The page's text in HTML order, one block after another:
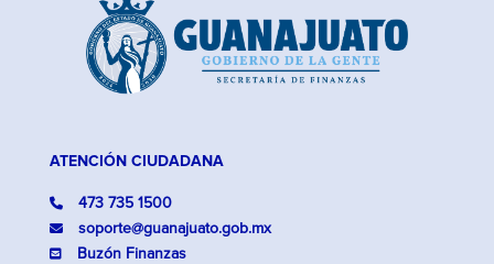
ATENCIÓN CIUDADANA
473 735 1500
soporte@guanajuato.gob.mx
Buzón Finanzas